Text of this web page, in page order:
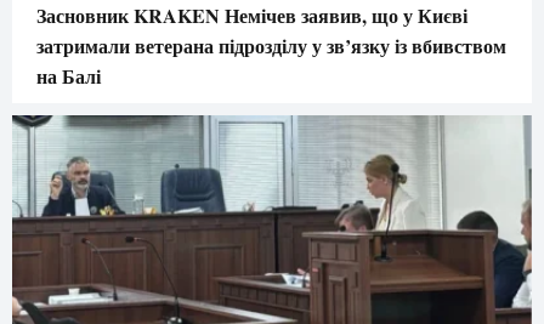
Засновник KRAKEN Немічев заявив, що у Києві
затримали ветерана підрозділу у зв’язку із вбивством
на Балі